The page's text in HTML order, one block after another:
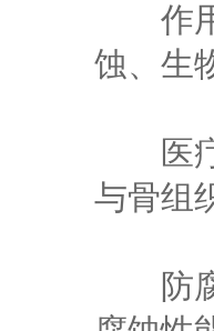
作用
蚀、生
医疗
与骨组
防腐